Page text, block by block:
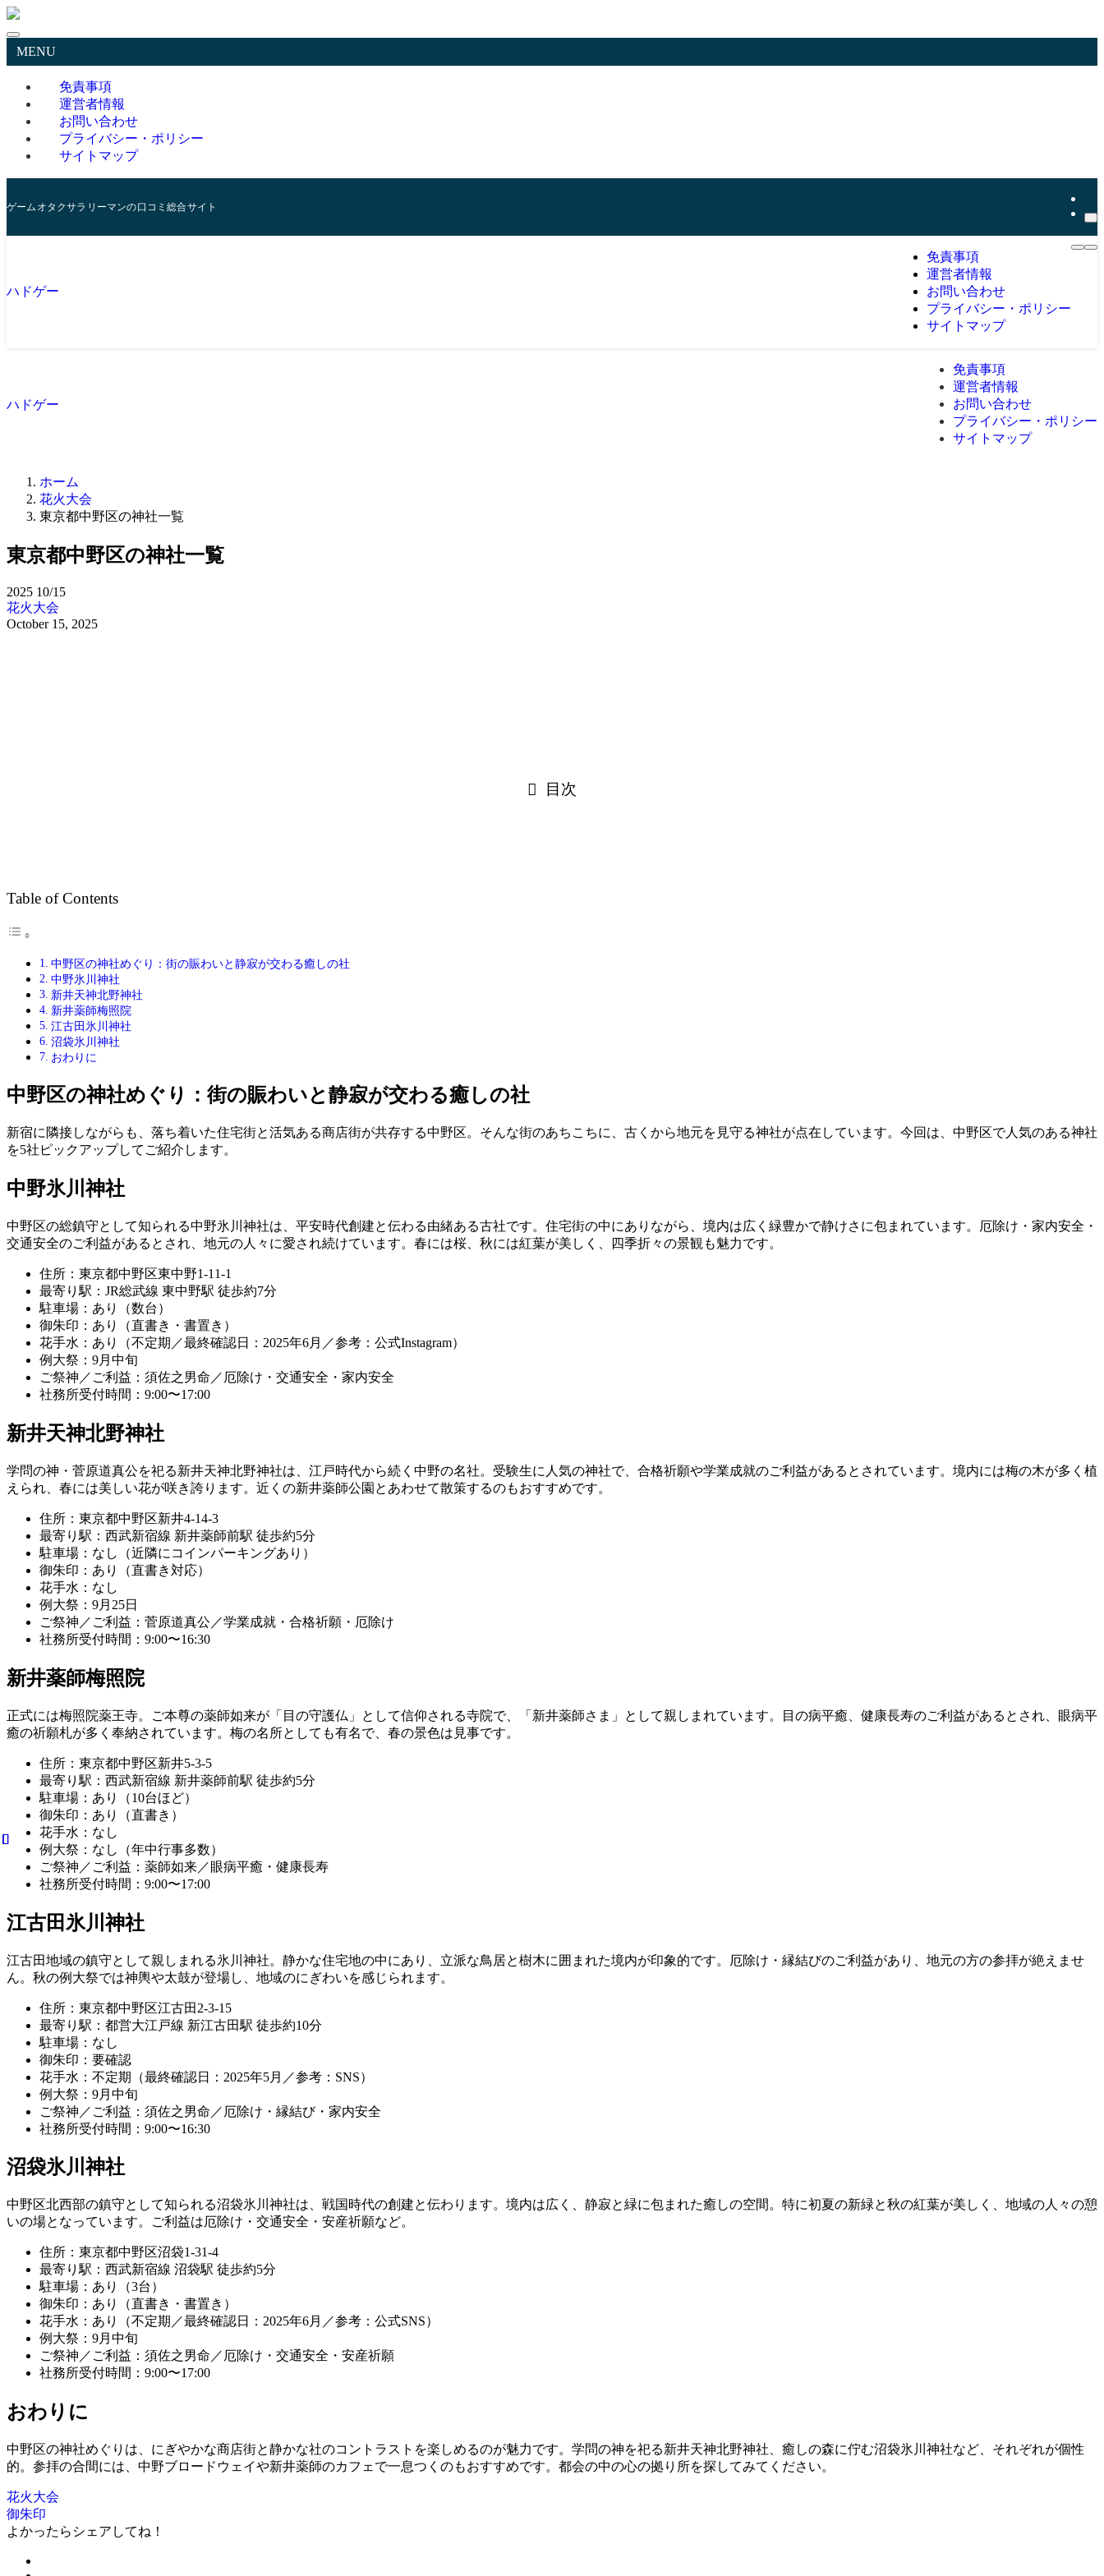
MENU
免責事項
運営者情報
お問い合わせ
プライバシー・ポリシー
サイトマップ
ゲームオタクサラリーマンの口コミ総合サイト
ハドゲー
免責事項
運営者情報
お問い合わせ
プライバシー・ポリシー
サイトマップ
ハドゲー
免責事項
運営者情報
お問い合わせ
プライバシー・ポリシー
サイトマップ
ホーム
花火大会
東京都中野区の神社一覧
東京都中野区の神社一覧
2025 10/15
花火大会
October 15, 2025
目次
Table of Contents
中野区の神社めぐり：街の賑わいと静寂が交わる癒しの社
中野氷川神社
新井天神北野神社
新井薬師梅照院
江古田氷川神社
沼袋氷川神社
おわりに
中野区の神社めぐり：街の賑わいと静寂が交わる癒しの社
新宿に隣接しながらも、落ち着いた住宅街と活気ある商店街が共存する中野区。そんな街のあちこちに、古くから地元を見守る神社が点在しています。今回は、中野区で人気のある神社
を5社ピックアップしてご紹介します。
中野氷川神社
中野区の総鎮守として知られる中野氷川神社は、平安時代創建と伝わる由緒ある古社です。住宅街の中にありながら、境内は広く緑豊かで静けさに包まれています。厄除け・家内安全・
交通安全のご利益があるとされ、地元の人々に愛され続けています。春には桜、秋には紅葉が美しく、四季折々の景観も魅力です。
住所：東京都中野区東中野1-11-1
最寄り駅：JR総武線 東中野駅 徒歩約7分
駐車場：あり（数台）
御朱印：あり（直書き・書置き）
花手水：あり（不定期／最終確認日：2025年6月／参考：公式Instagram）
例大祭：9月中旬
ご祭神／ご利益：須佐之男命／厄除け・交通安全・家内安全
社務所受付時間：9:00〜17:00
新井天神北野神社
学問の神・菅原道真公を祀る新井天神北野神社は、江戸時代から続く中野の名社。受験生に人気の神社で、合格祈願や学業成就のご利益があるとされています。境内には梅の木が多く植
えられ、春には美しい花が咲き誇ります。近くの新井薬師公園とあわせて散策するのもおすすめです。
住所：東京都中野区新井4-14-3
最寄り駅：西武新宿線 新井薬師前駅 徒歩約5分
駐車場：なし（近隣にコインパーキングあり）
御朱印：あり（直書き対応）
花手水：なし
例大祭：9月25日
ご祭神／ご利益：菅原道真公／学業成就・合格祈願・厄除け
社務所受付時間：9:00〜16:30
新井薬師梅照院
正式には梅照院薬王寺。ご本尊の薬師如来が「目の守護仏」として信仰される寺院で、「新井薬師さま」として親しまれています。目の病平癒、健康長寿のご利益があるとされ、眼病平
癒の祈願札が多く奉納されています。梅の名所としても有名で、春の景色は見事です。
住所：東京都中野区新井5-3-5
最寄り駅：西武新宿線 新井薬師前駅 徒歩約5分
駐車場：あり（10台ほど）
御朱印：あり（直書き）
花手水：なし
例大祭：なし（年中行事多数）
ご祭神／ご利益：薬師如来／眼病平癒・健康長寿
社務所受付時間：9:00〜17:00
江古田氷川神社
江古田地域の鎮守として親しまれる氷川神社。静かな住宅地の中にあり、立派な鳥居と樹木に囲まれた境内が印象的です。厄除け・縁結びのご利益があり、地元の方の参拝が絶えませ
ん。秋の例大祭では神輿や太鼓が登場し、地域のにぎわいを感じられます。
住所：東京都中野区江古田2-3-15
最寄り駅：都営大江戸線 新江古田駅 徒歩約10分
駐車場：なし
御朱印：要確認
花手水：不定期（最終確認日：2025年5月／参考：SNS）
例大祭：9月中旬
ご祭神／ご利益：須佐之男命／厄除け・縁結び・家内安全
社務所受付時間：9:00〜16:30
沼袋氷川神社
中野区北西部の鎮守として知られる沼袋氷川神社は、戦国時代の創建と伝わります。境内は広く、静寂と緑に包まれた癒しの空間。特に初夏の新緑と秋の紅葉が美しく、地域の人々の憩
いの場となっています。ご利益は厄除け・交通安全・安産祈願など。
住所：東京都中野区沼袋1-31-4
最寄り駅：西武新宿線 沼袋駅 徒歩約5分
駐車場：あり（3台）
御朱印：あり（直書き・書置き）
花手水：あり（不定期／最終確認日：2025年6月／参考：公式SNS）
例大祭：9月中旬
ご祭神／ご利益：須佐之男命／厄除け・交通安全・安産祈願
社務所受付時間：9:00〜17:00
おわりに
中野区の神社めぐりは、にぎやかな商店街と静かな社のコントラストを楽しめるのが魅力です。学問の神を祀る新井天神北野神社、癒しの森に佇む沼袋氷川神社など、それぞれが個性
的。参拝の合間には、中野ブロードウェイや新井薬師のカフェで一息つくのもおすすめです。都会の中の心の拠り所を探してみてください。
花火大会
御朱印
よかったらシェアしてね！